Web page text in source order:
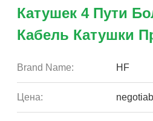
Катушек 4 Пути
Кабель Катушки
Brand Name: HF
Цена: